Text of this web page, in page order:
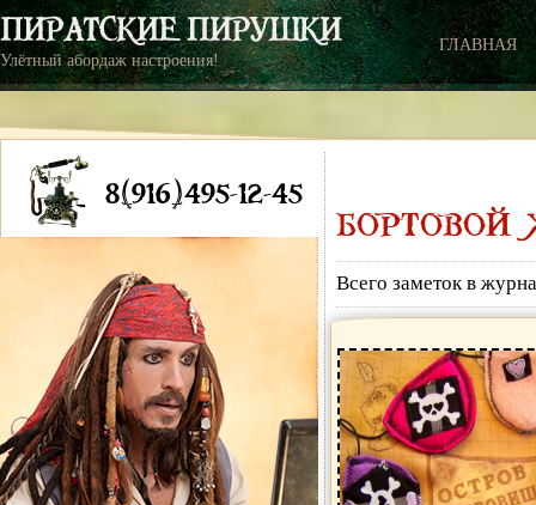
Улётный абордаж настроения!
ГЛАВНАЯ
8(916)495-12-45
БОРТОВОЙ
Всего заметок в